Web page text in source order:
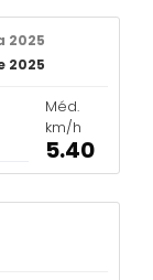
2025
2025
Méd.
km/h
5.40